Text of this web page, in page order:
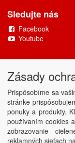
Sledujte nás
Facebook
Youtube
Zásady
Prispôsobíme sa
stránke
ponuky a produkty.
používaním cookies
zobrazovanie
reklamných sieťach